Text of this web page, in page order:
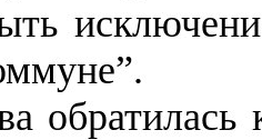
обратилась